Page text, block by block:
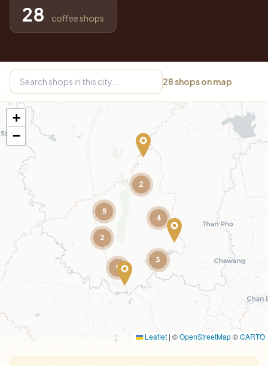
28 coffee shops
28 shops on map
2
4
2
5
3
9
+
−
Leaflet | ©OpenStreetMap©CARTO